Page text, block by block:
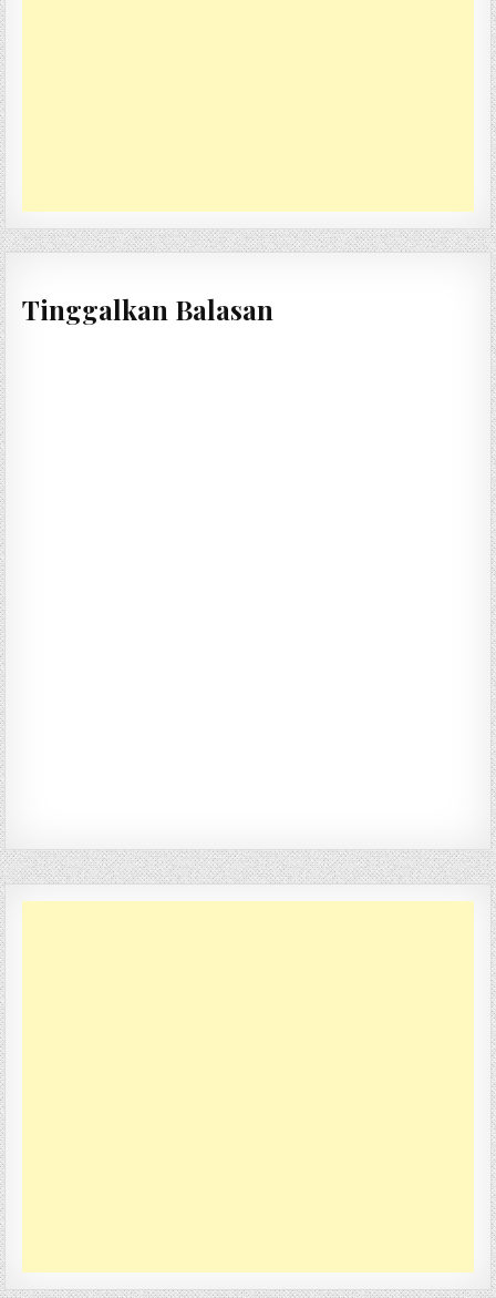
Tinggalkan Balasan